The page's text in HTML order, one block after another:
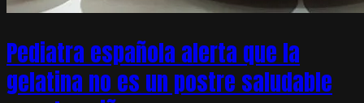
Pediatra española alerta que la
gelatina no es un postre saludable